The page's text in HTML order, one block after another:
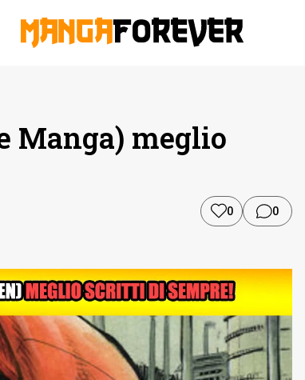
Manga) meglio
0 0